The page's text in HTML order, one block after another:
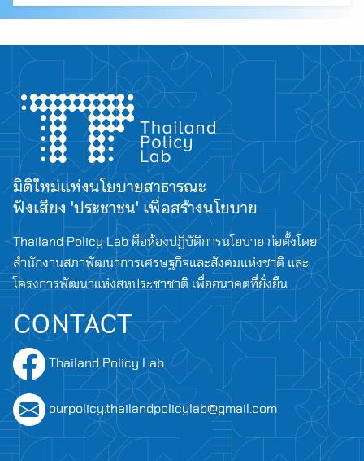
มิติใหม่แห่งนโยบายสาธารณะ
ฟังเสียง 'ประชาชน' เพื่อสร้างนโยบาย
Thailand Policy Lab คือห้องปฏิบัติการนโยบาย ก่อตั้งโดย
สำนักงานสภาพัฒนาการเศรษฐกิจและสังคมแห่งชาติ และ
โครงการพัฒนาแห่งสหประชาชาติ เพื่ออนาคตที่ยั่งยืน
CONTACT
Thailand Policy Lab
ourpolicy.thailandpolicylab@gmail.com